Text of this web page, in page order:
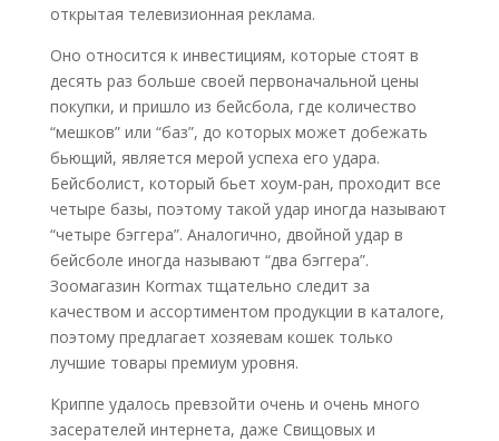
открытая телевизионная реклама.
Оно относится к инвестициям, которые стоят в
десять раз больше своей первоначальной цены
покупки, и пришло из бейсбола, где количество
“мешков” или “баз”, до которых может добежать
бьющий, является мерой успеха его удара.
Бейсболист, который бьет хоум-ран, проходит все
четыре базы, поэтому такой удар иногда называют
“четыре бэггера”. Аналогично, двойной удар в
бейсболе иногда называют “два бэггера”.
Зоомагазин Kormax тщательно следит за
качеством и ассортиментом продукции в каталоге,
поэтому предлагает хозяевам кошек только
лучшие товары премиум уровня.
Криппе удалось превзойти очень и очень много
засерателей интернета, даже Свищовых и